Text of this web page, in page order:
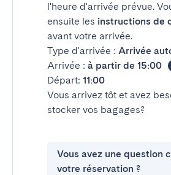
l'heure d'arrivée prévue.
ensuite les instructions de
avant votre arrivée.
Type d'arrivée : Arrivée
Arrivée : à partir de 15:00
Départ: 11:00
Vous arrivez tôt et avez
stocker vos bagages?
Vous avez une question
votre réservation ?